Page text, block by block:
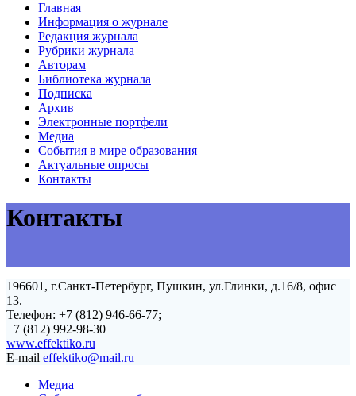
Главная
Информация о журнале
Редакция журнала
Рубрики журнала
Авторам
Библиотека журнала
Подписка
Архив
Электронные портфели
Медиа
События в мире образования
Актуальные опросы
Контакты
Контакты
196601, г.Санкт-Петербург, Пушкин, ул.Глинки, д.16/8, офис
13.
Телефон: +7 (812) 946-66-77;
+7 (812) 992-98-30
www.effektiko.ru
E-mail effektiko@mail.ru
Медиа